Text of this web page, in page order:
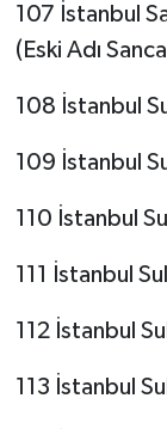
107 İstanbul
(Eski Adı
108 İstanbul
109 İstanbul
110 İstanbul
111 İstanbul
112 İstanbul
113 İstanbul